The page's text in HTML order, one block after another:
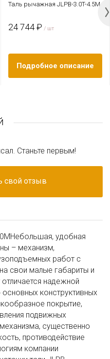
Таль рычажная JLPB-3.0T-4.5M
24 744 ₽ / шт
Подробное описание
свой отзыв
Станьте первым!
удобная
– механизм,
работ с
свои малые габариты и
надежной
конструктивных
покрытие,
подвижных
существенно
противодействие
компании